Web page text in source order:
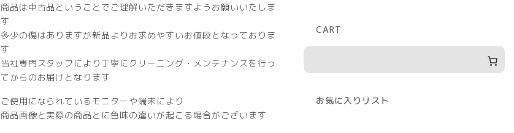
商品は中古品ということでご理解いただきますようお願いいたしま
す
多少の傷はありますが新品よりお求めやすいお値段となっておりま
す
当社専門スタッフにより丁寧にクリーニング・メンテナンスを行っ
てからのお届けとなります
ご使用になられているモニターや端末により
商品画像と実際の商品とに色味の違いが起こる場合がございます
CART
お気に入りリスト